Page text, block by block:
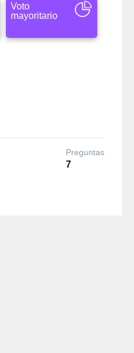
Voto
mayoritario
Preguntas
7